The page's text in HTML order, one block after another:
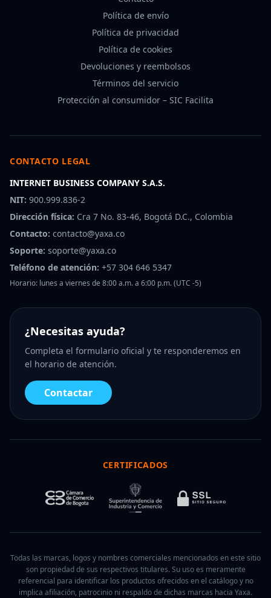
Política de envío
Política de privacidad
Política de cookies
Devoluciones y reembolsos
Términos del servicio
Protección al consumidor – SIC Facilita
CONTACTO LEGAL
INTERNET BUSINESS COMPANY S.A.S.
NIT: 900.999.836-2
Dirección física: Cra 7 No. 83-46, Bogotá D.C., Colombia
Contacto: contacto@yaxa.co
Soporte: soporte@yaxa.co
Teléfono de atención: +57 304 646 5347
Horario: lunes a viernes de 8:00 a.m. a 6:00 p.m. (UTC -5)
¿Necesitas ayuda?
Completa el formulario oficial y te responderemos en
el horario de atención.
Contactar
CERTIFICADOS
Todas las marcas, logos y nombres comerciales mencionados en este sitio
son propiedad de sus respectivos titulares. Su uso es meramente
referencial para identificar los productos ofrecidos en el catálogo y no
implica afiliación, patrocinio ni respaldo de dichas marcas hacia Yaxa.